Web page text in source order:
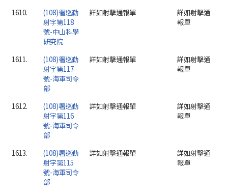
1610.
(108)署巡勤
射字第118
號-中山科學
研究院
詳如射擊通報單
詳如射擊通
報單
1611.
(108)署巡勤
射字第117
號-海軍司令
部
詳如射擊通報單
詳如射擊通
報單
1612.
(108)署巡勤
射字第116
號-海軍司令
部
詳如射擊通報單
詳如射擊通
報單
1613.
(108)署巡勤
射字第115
號-海軍司令
部
詳如射擊通報單
詳如射擊通
報單